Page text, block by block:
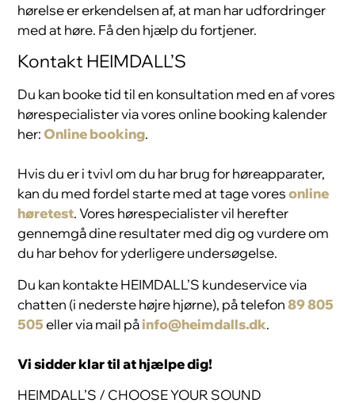
hørelse er erkendelsen af, at man har udfordringer
med at høre. Få den hjælp du fortjener.
Kontakt HEIMDALL’S
Du kan booke tid til en konsultation med en af vores
hørespecialister via vores online booking kalender
her: Online booking.
Hvis du er i tvivl om du har brug for høreapparater,
kan du med fordel starte med at tage voresonline
høretest. Vores hørespecialister vil herefter
gennemgå dine resultater med dig og vurdere om
du har behov for yderligere undersøgelse.
Du kan kontakte HEIMDALL’S kundeservice via
chatten (i nederste højre hjørne), på telefon89 805
505eller via mail påinfo@heimdalls.dk.
Vi sidder klar til at hjælpe dig!
HEIMDALL’S / CHOOSE YOUR SOUND